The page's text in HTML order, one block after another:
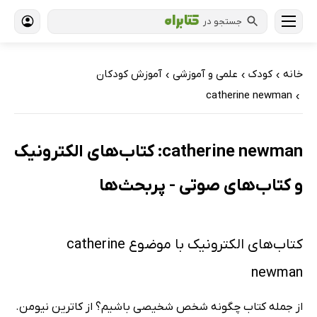
جستجو در
خانه › کودک › علمی و آموزشی › آموزش کودکان
›
catherine newman
catherine newman: کتاب‌های الکترونیک
و کتاب‌های صوتی - پربحث‌ها
کتاب‌های الکترونیک با موضوع catherine
newman
از جمله کتاب چگونه شخص شخیصی باشیم؟ از کاترین نیومن.